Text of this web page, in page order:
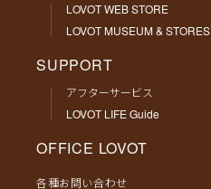
LOVOT WEB STORE
LOVOT MUSEUM & STORES
SUPPORT
アフターサービス
LOVOT LIFE Guide
OFFICE LOVOT
各種お問い合わせ